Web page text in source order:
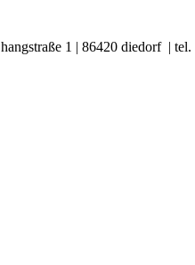
hangstraße 1 | 86420 diedorf | tel.